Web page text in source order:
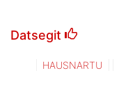
Datsegit
HAUSNARTU